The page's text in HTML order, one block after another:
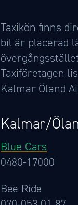
Taxikön finns
bil är placerad
Taxiföretagen
Kalmar Öland
Kalmar/
Blue Cars
0480-17000
Bee Ride